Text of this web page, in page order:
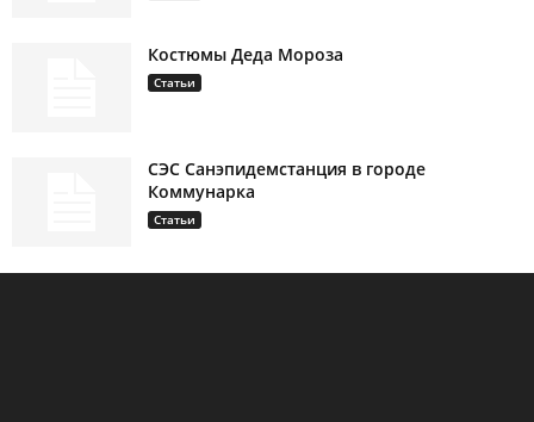
Костюмы Деда Мороза
Статьи
СЭС Санэпидемстанция в городе
Коммунарка
Статьи